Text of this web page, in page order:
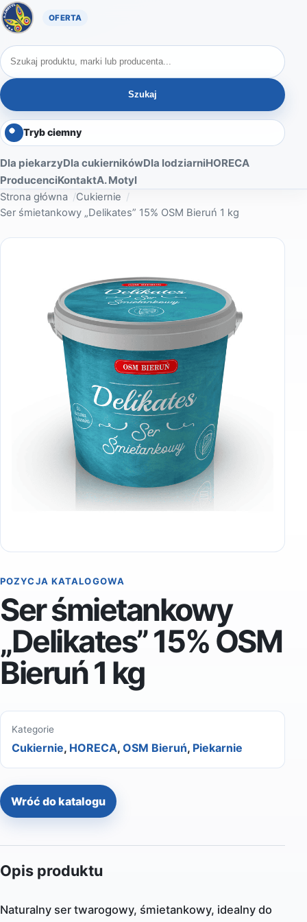
Oferta A. Motyl
Szukaj produktów
Szukaj
Tryb ciemny
Dla piekarzyDla cukiernikówDla lodziarniHORECA
ProducenciKontaktA. Motyl
Strona główna
Cukiernie
Ser śmietankowy „Delikates” 15% OSM Bieruń 1 kg
POZYCJA KATALOGOWA
Ser śmietankowy
„Delikates” 15% OSM
Bieruń 1 kg
Kategorie
Cukiernie, HORECA, OSM Bieruń, Piekarnie
Wróć do katalogu
Opis produktu
Naturalny ser twarogowy, śmietankowy, idealny do